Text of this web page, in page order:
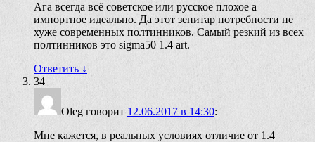
Ага всегда всё советское или русское плохое а
импортное идеально. Да этот зенитар потребности не
хуже современных полтинников. Самый резкий из всех
полтинников это sigma50 1.4 art.
Ответить ↓
34
Oleg говорит 12.06.2017 в 14:30:
Мне кажется, в реальных условиях отличие от 1.4